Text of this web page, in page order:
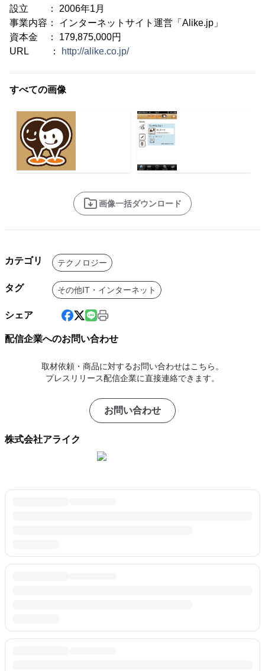
設立 ： 2006年1月
事業内容： インターネットサイト運営「Alike.jp」
資本金 ： 179,875,000円
URL ：
http://alike.co.jp/
すべての画像
画像一括ダウンロード
カテゴリ テクノロジー
タグ その他IT・インターネット
シェア
配信企業へのお問い合わせ
取材依頼・商品に対するお問い合わせはこちら。
プレスリリース配信企業に直接連絡できます。
お問い合わせ
株式会社アライク